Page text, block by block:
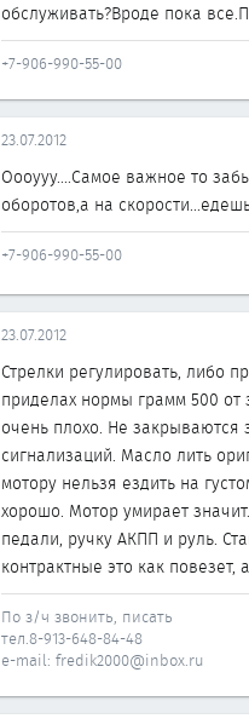
обслуживать?Вроде пока
+7-906-990-55-00
23.07.2012
Оооууу....Самое важное то
оборотов,а на
+7-906-990-55-00
23.07.2012
Стрелки регулировать, либо
приделах нормы грамм 500
очень плохо. Не закрываются
сигнализаций. Масло лить
мотору нельзя ездить на
хорошо. Мотор умирает
педали, ручку АКПП и руль.
контрактные это как
По з/ч звонить, писать
тел.8-913-648-84-48
e-mail: fredik2000@inbox.ru